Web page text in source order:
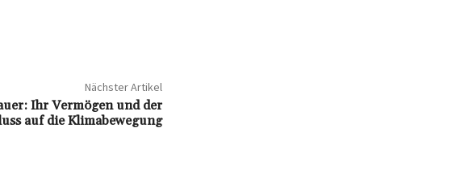
Nächster Artikel
Ihr Vermögen und der
auf die Klimabewegung